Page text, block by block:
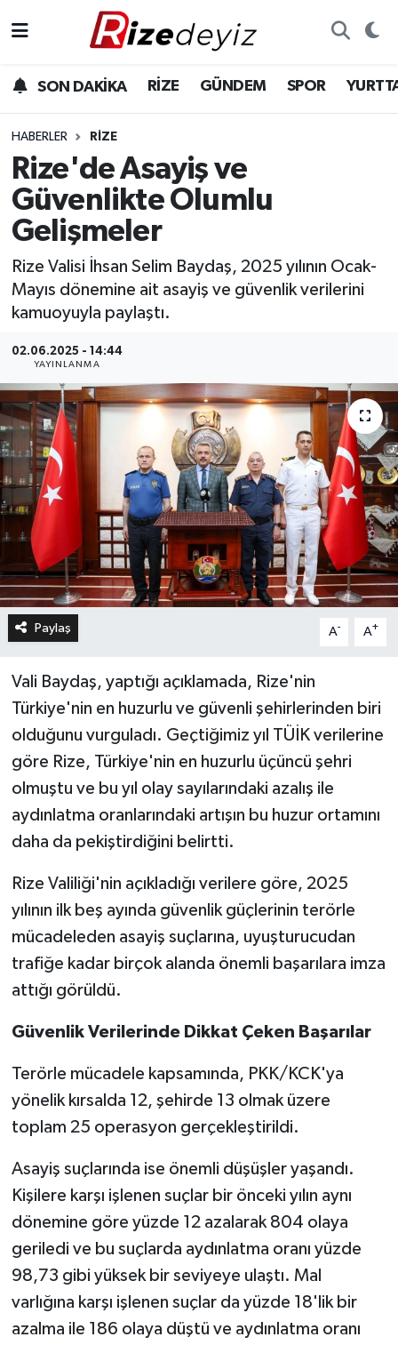
SON DAKİKA RİZE GÜNDEM SPOR
HABERLER RIZE
Rize'de Asayiş ve
Güvenlikte Olumlu
Gelişmeler
Rize Valisi İhsan Selim Baydaş, 2025 yılının Ocak-
Mayıs dönemine ait asayiş ve güvenlik verilerini
kamuoyuyla paylaştı.
02.06.2025 - 14:44
YAYINLANMA
Paylaş A- A+
Vali Baydaş, yaptığı açıklamada, Rize'nin
Türkiye'nin en huzurlu ve güvenli şehirlerinden biri
olduğunu vurguladı. Geçtiğimiz yıl TÜİK verilerine
göre Rize, Türkiye'nin en huzurlu üçüncü şehri
olmuştu ve bu yıl olay sayılarındaki azalış ile
aydınlatma oranlarındaki artışın bu huzur ortamını
daha da pekiştirdiğini belirtti.
Rize Valiliği'nin açıkladığı verilere göre, 2025
yılının ilk beş ayında güvenlik güçlerinin terörle
mücadeleden asayiş suçlarına, uyuşturucudan
trafiğe kadar birçok alanda önemli başarılara imza
attığı görüldü.
Güvenlik Verilerinde Dikkat Çeken Başarılar
Terörle mücadele kapsamında, PKK/KCK'ya
yönelik kırsalda 12, şehirde 13 olmak üzere
toplam 25 operasyon gerçekleştirildi.
Asayiş suçlarında ise önemli düşüşler yaşandı.
Kişilere karşı işlenen suçlar bir önceki yılın aynı
dönemine göre yüzde 12 azalarak 804 olaya
geriledi ve bu suçlarda aydınlatma oranı yüzde
98,73 gibi yüksek bir seviyeye ulaştı. Mal
varlığına karşı işlenen suçlar da yüzde 18'lik bir
azalma ile 186 olaya düştü ve aydınlatma oranı
Gündem
Yurttan Haberler
Ekonomi
Teknoloji
Sağlık
Rize Hava Durumu
Rize Trafik Yoğunluk Haritası
Süper Lig Puan Durumu ve Fikstür
Tüm Manşetler
Son Dakika Haberleri